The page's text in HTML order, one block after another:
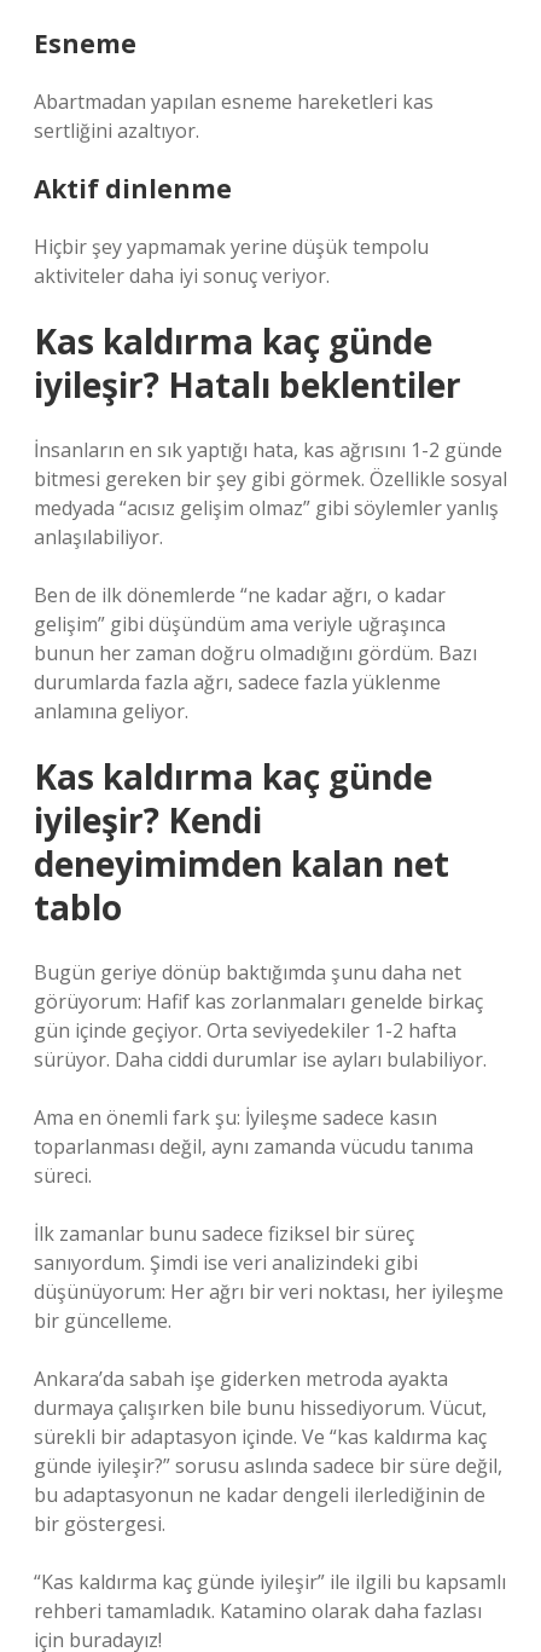
Esneme
Abartmadan yapılan esneme hareketleri kas
sertliğini azaltıyor.
Aktif dinlenme
Hiçbir şey yapmamak yerine düşük tempolu
aktiviteler daha iyi sonuç veriyor.
Kas kaldırma kaç günde
iyileşir? Hatalı beklentiler
İnsanların en sık yaptığı hata, kas ağrısını 1-2 günde
bitmesi gereken bir şey gibi görmek. Özellikle sosyal
medyada “acısız gelişim olmaz” gibi söylemler yanlış
anlaşılabiliyor.
Ben de ilk dönemlerde “ne kadar ağrı, o kadar
gelişim” gibi düşündüm ama veriyle uğraşınca
bunun her zaman doğru olmadığını gördüm. Bazı
durumlarda fazla ağrı, sadece fazla yüklenme
anlamına geliyor.
Kas kaldırma kaç günde
iyileşir? Kendi
deneyimimden kalan net
tablo
Bugün geriye dönüp baktığımda şunu daha net
görüyorum: Hafif kas zorlanmaları genelde birkaç
gün içinde geçiyor. Orta seviyedekiler 1-2 hafta
sürüyor. Daha ciddi durumlar ise ayları bulabiliyor.
Ama en önemli fark şu: İyileşme sadece kasın
toparlanması değil, aynı zamanda vücudu tanıma
süreci.
İlk zamanlar bunu sadece fiziksel bir süreç
sanıyordum. Şimdi ise veri analizindeki gibi
düşünüyorum: Her ağrı bir veri noktası, her iyileşme
bir güncelleme.
Ankara’da sabah işe giderken metroda ayakta
durmaya çalışırken bile bunu hissediyorum. Vücut,
sürekli bir adaptasyon içinde. Ve “kas kaldırma kaç
günde iyileşir?” sorusu aslında sadece bir süre değil,
bu adaptasyonun ne kadar dengeli ilerlediğinin de
bir göstergesi.
“Kas kaldırma kaç günde iyileşir” ile ilgili bu kapsamlı
rehberi tamamladık. Katamino olarak daha fazlası
için buradayız!